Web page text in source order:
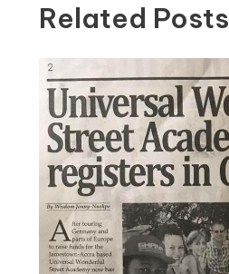
Related Posts